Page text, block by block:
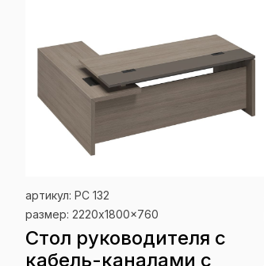
артикул: РС 132
размер: 2220x1800x760
Стол руководителя с
кабель-каналами с